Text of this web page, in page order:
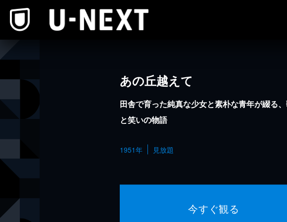
あの丘越えて
田舎で育った純真な少女と素朴な青年が綴る
と笑いの物語
1951年 見放題
今すぐ観る